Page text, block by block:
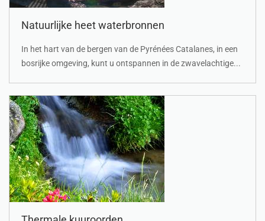
Natuurlijke heet waterbronnen
In het hart van de bergen van de Pyrénées Catalanes, in een
bosrijke omgeving, kunt u ontspannen in de zwavelachtige...